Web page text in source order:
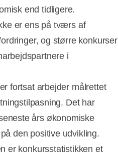
end tidligere.
er ens på tværs af
og større konkurser
i
fortsat arbejder målrettet
Det har
års økonomiske
den positive udvikling.
er konkursstatistikken et